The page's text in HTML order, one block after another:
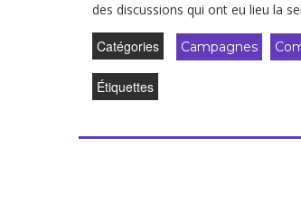
des discussions qui ont eu lieu la
Catégories Campagnes
Étiquettes